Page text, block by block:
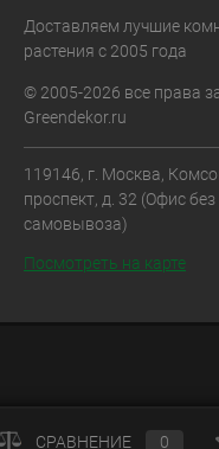
Доставляем лучшие
растения с 2005 года
© 2005-2026 все права
Greendekor.ru
119146, г. Москва,
проспект, д. 32 (Офис без
самовывоза)
Посмотреть на карте
СРАВНЕНИЕ 0